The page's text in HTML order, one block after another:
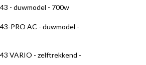
- duwmodel - 700w
PRO AC - duwmodel -
VARIO - zelftrekkend -